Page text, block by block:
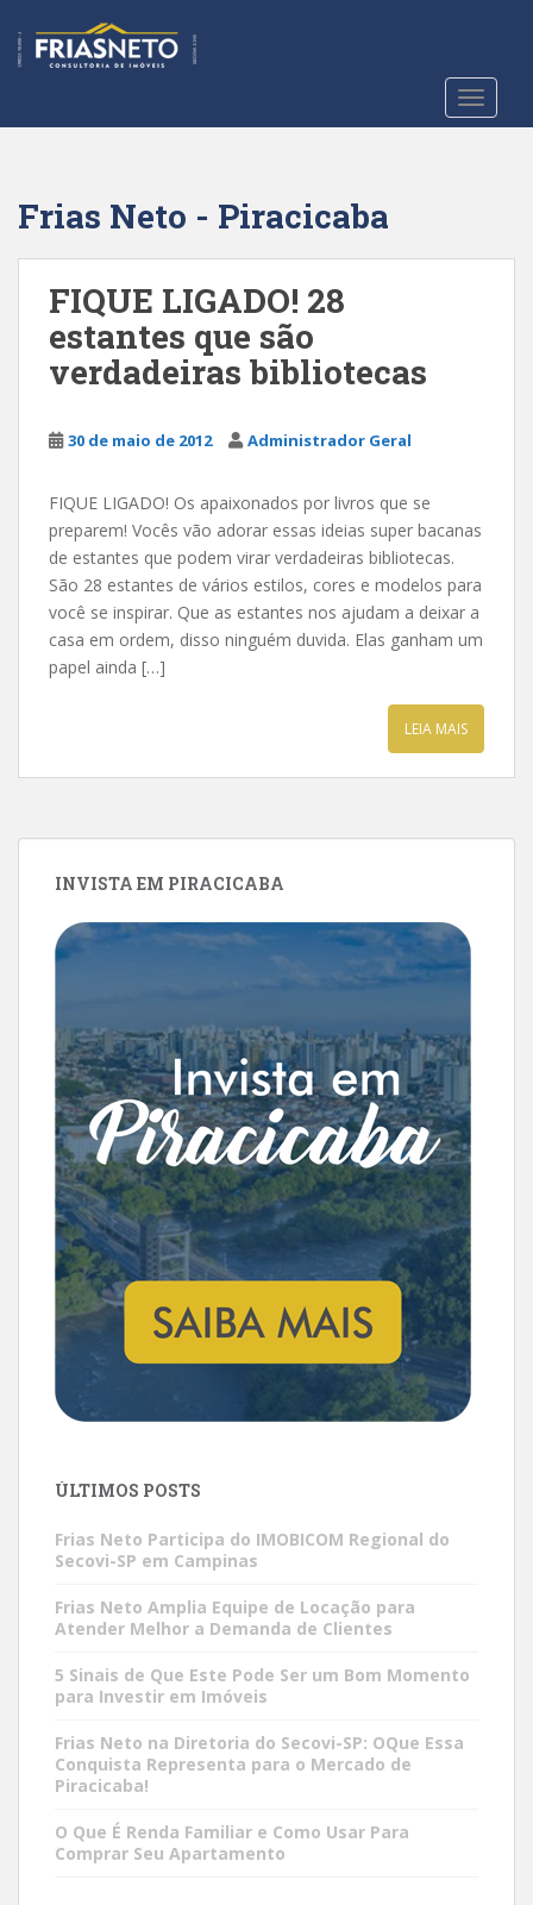
t
Frias Neto - Piracicaba
FIQUE LIGADO! 28
estantes que são
verdadeiras bibliotecas
30 de maio de 2012 Administrador Geral
FIQUE LIGADO! Os apaixonados por livros que se
preparem! Vocês vão adorar essas ideias super bacanas
de estantes que podem virar verdadeiras bibliotecas.
São 28 estantes de vários estilos, cores e modelos para
você se inspirar. Que as estantes nos ajudam a deixar a
casa em ordem, disso ninguém duvida. Elas ganham um
papel ainda […]
LEIA MAIS
INVISTA EM PIRACICABA
ÚLTIMOS POSTS
Frias Neto Participa do IMOBICOM Regional do
Secovi-SP em Campinas
Frias Neto Amplia Equipe de Locação para
Atender Melhor a Demanda de Clientes
5 Sinais de Que Este Pode Ser um Bom Momento
para Investir em Imóveis
Frias Neto na Diretoria do Secovi-SP: OQue Essa
Conquista Representa para o Mercado de
Piracicaba!
O Que É Renda Familiar e Como Usar Para
Comprar Seu Apartamento